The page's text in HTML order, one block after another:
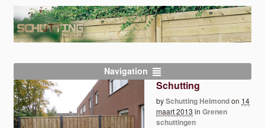
Navigation
Schutting
bySchutting Helmondon 14
maart 2013 in Grenen
schuttingen